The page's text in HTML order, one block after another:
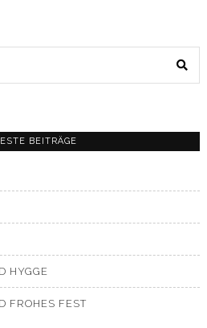
BEITRÄGE
HYGGE
FROHES FEST